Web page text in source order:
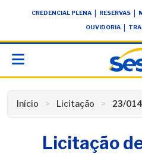
conteúdoCREDENCIAL PLENA RESERVAS
OUVIDORIA
Início Licitação 23/
Licitação